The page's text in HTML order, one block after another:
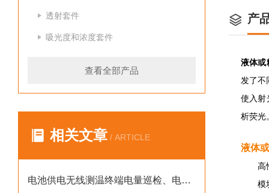
透射套件
吸光度和浓度套件
查看全部产品
相关文章 / ARTICLE
电池供电无线测温终端电量巡检、电池周期性更换养护方案
产
液体或
发了不
使入射
析荧光
液体
高
模